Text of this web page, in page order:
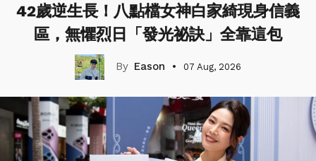
42歲逆生長！八點檔女神白家綺現身信義
區，無懼烈日「發光祕訣」全靠這包
Eason 07 Aug, 2026